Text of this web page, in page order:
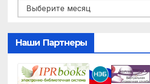
Архивы
Наши Партнеры